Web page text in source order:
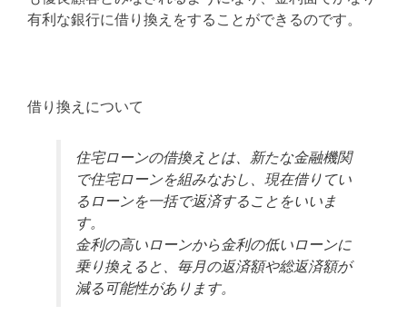
有利な銀行に借り換えをすることができるのです。
借り換えについて
住宅ローンの借換えとは、新たな金融機関
で住宅ローンを組みなおし、現在借りてい
るローンを一括で返済することをいいま
す。
金利の高いローンから金利の低いローンに
乗り換えると、毎月の返済額や総返済額が
減る可能性があります。